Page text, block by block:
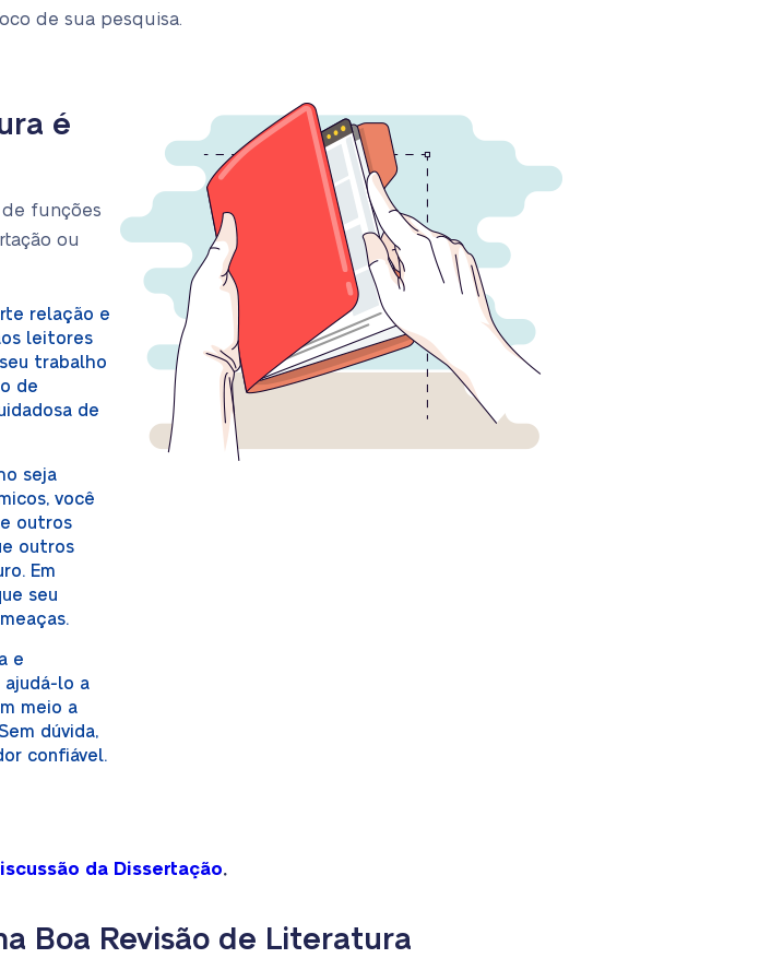
de sua pesquisa.
é
de funções
ou
relação e
leitores
trabalho
de
de
seja
você
outros
outros
Em
seu
e
ajudá-lo a
meio a
dúvida,
confiável.
da Dissertação.
Boa Revisão de Literatura